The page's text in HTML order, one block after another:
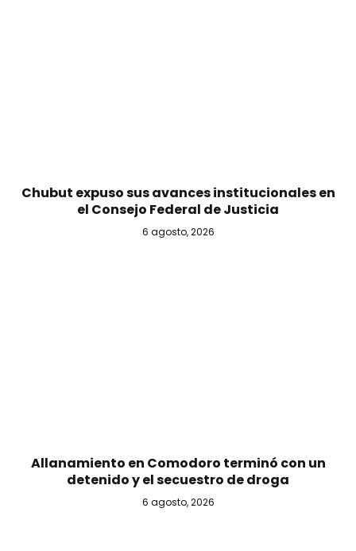
Chubut expuso sus avances institucionales en
el Consejo Federal de Justicia
6 agosto, 2026
Allanamiento en Comodoro terminó con un
detenido y el secuestro de droga
6 agosto, 2026